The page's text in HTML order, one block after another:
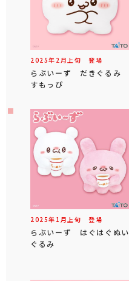
2025年 2 月 上旬 登場
らぶいーず だきぐるみ
すもっぴ
2025年 1 月 上旬 登場
らぶいーず はぐはぐぬい
ぐるみ